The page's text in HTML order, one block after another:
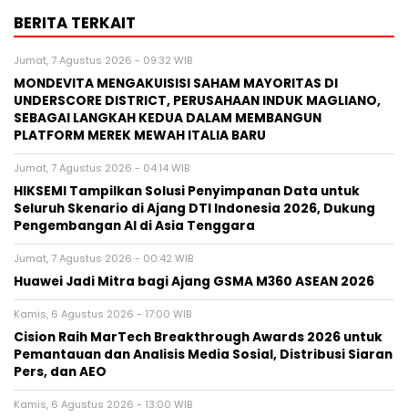
BERITA TERKAIT
Jumat, 7 Agustus 2026 - 09:32 WIB
MONDEVITA MENGAKUISISI SAHAM MAYORITAS DI
UNDERSCORE DISTRICT, PERUSAHAAN INDUK MAGLIANO,
SEBAGAI LANGKAH KEDUA DALAM MEMBANGUN
PLATFORM MEREK MEWAH ITALIA BARU
Jumat, 7 Agustus 2026 - 04:14 WIB
HIKSEMI Tampilkan Solusi Penyimpanan Data untuk
Seluruh Skenario di Ajang DTI Indonesia 2026, Dukung
Pengembangan AI di Asia Tenggara
Jumat, 7 Agustus 2026 - 00:42 WIB
Huawei Jadi Mitra bagi Ajang GSMA M360 ASEAN 2026
Kamis, 6 Agustus 2026 - 17:00 WIB
Cision Raih MarTech Breakthrough Awards 2026 untuk
Pemantauan dan Analisis Media Sosial, Distribusi Siaran
Pers, dan AEO
Kamis, 6 Agustus 2026 - 13:00 WIB